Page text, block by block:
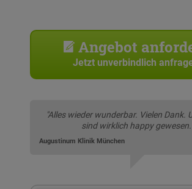
Angebot
Jetzt unverbindlich
"Alles wieder wunderbar. Vielen Dank.
sind wirklich happy
Augustinum Klinik München